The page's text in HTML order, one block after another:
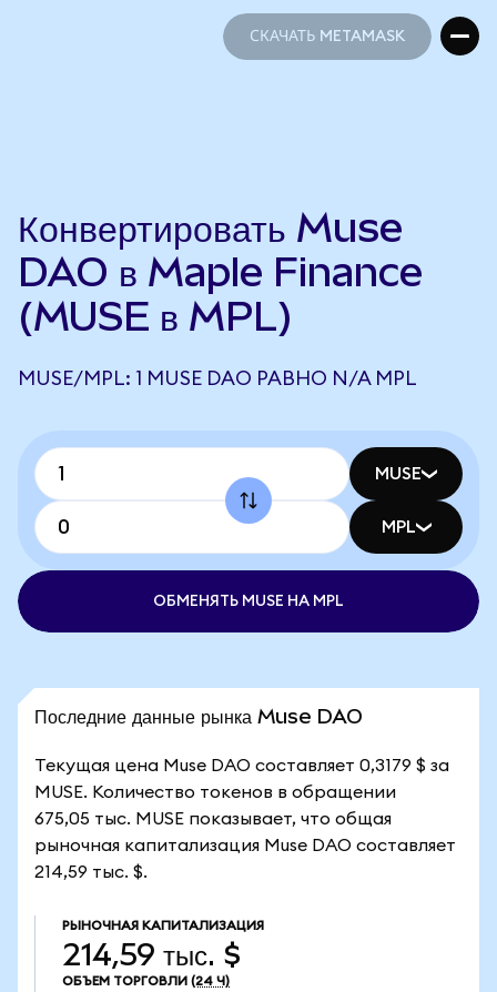
СКАЧАТЬ METAMASK
Конвертировать Muse
DAO в Maple Finance
(MUSE в MPL)
MUSE/MPL: 1 MUSE DAO РАВНО N/A MPL
MUSE
MPL
ОБМЕНЯТЬ MUSE НА MPL
Последние данные рынка Muse DAO
Текущая цена Muse DAO составляет 0,3179 $ за
MUSE. Количество токенов в обращении
675,05 тыс. MUSE показывает, что общая
рыночная капитализация Muse DAO составляет
214,59 тыс. $.
РЫНОЧНАЯ КАПИТАЛИЗАЦИЯ
214,59 тыс. $
ОБЪЕМ ТОРГОВЛИ (24 Ч)